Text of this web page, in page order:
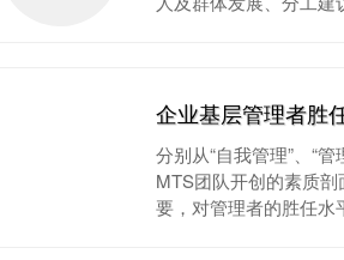
企业基层管理者胜
分别从“自我管理”、“
MTS团队开创的素质
要，对管理者的胜任水